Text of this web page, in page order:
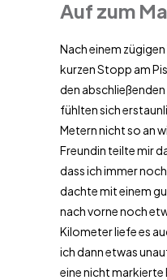
Auf zum
Nach einem
kurzen Stopp am
den
fühlten sich
Metern nicht so an
Freundin teilte mir
dass ich immer
dachte mit einem
nach vorne noch
Kilometer liefe es
ich dann etwas
eine nicht